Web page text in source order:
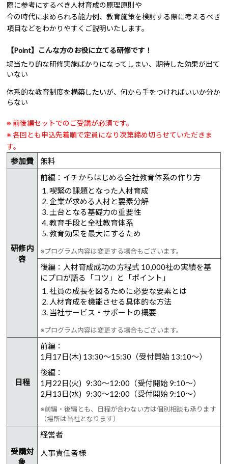
際に参考にするべき人材育成の原理原則や
今の時代に求められる能力例、教育施策を検討する際に考えるべき
項目などをわかりやすくご説明いたします。
【Point】こんな方のお役に立てる研修です！
場当たり的な研修実施ばかりになってしまい、期待した効果が出て
いない
体系的な教育制度を構築したいが、何から手をつければいいか分か
らない
※ 前後編セットでのご受講が必須です。
※ 各回とも申込先着順で定員になり次第締め切らせていただきま
す。
参加費 無料
研修内
容
前編：イチからはじめる全社教育体系の作り方
喫緊の課題となった人材育成
企業が求める人材と要素分解
土台となる基礎力の重要性
教育手段と全社教育体系
教育効果を最大にするため
※プログラム内容は変更する場合もございます。
後編：人材育成成功の方程式 10,000社の実績を基
にプロが語る「コツ」と「ポイント」
社員の成長を図るために必要な要素とは
人材育成を機能させる具体的な方法
当社サービス・サポートの概要
※プログラム内容は変更する場合もございます。
日程
前編：
1月17日(木) 13:30～15:30（受付開始 13:10～）
後編：
1月22日(火) 9:30～12:00（受付開始 9:10～）
2月13日(水) 9:30～12:00（受付開始 9:10～）
※前編・後編とも、日程が合わない方は個別相談も承ります
（場所は当社となります）
受講対
象
経営者
人事責任者様